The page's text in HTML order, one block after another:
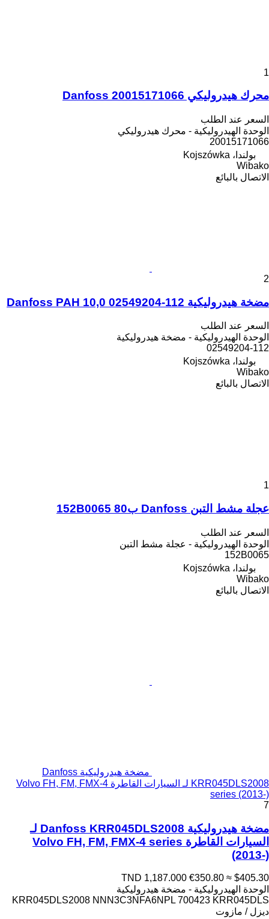
1
محرك هيدروليكي Danfoss 20015171066
السعر عند الطلب
الوحدة الهيدروليكية - محرك هيدروليكي
20015171066
بولندا، Kojszówka
Wibako
الاتصال بالبائع
2
مضخة هيدروليكية Danfoss PAH 10,0 02549204-112
السعر عند الطلب
الوحدة الهيدروليكية - مضخة هيدروليكية
02549204-112
بولندا، Kojszówka
Wibako
الاتصال بالبائع
1
عجلة مشط التبن Danfoss ب80 152B0065
السعر عند الطلب
الوحدة الهيدروليكية - عجلة مشط التبن
152B0065
بولندا، Kojszówka
Wibako
الاتصال بالبائع
مضخة هيدروليكية Danfoss
KRR045DLS2008 لـ السيارات القاطرة Volvo FH, FM, FMX-4
series (2013-)
7
مضخة هيدروليكية Danfoss KRR045DLS2008 لـ
السيارات القاطرة Volvo FH, FM, FMX-4 series
(2013-)
TND 1,187.000 €350.80 ≈ $405.30
الوحدة الهيدروليكية - مضخة هيدروليكية
KRR045DLS2008 NNN3C3NFA6NPL 700423 KRR045DLS
ديزل / مازوت